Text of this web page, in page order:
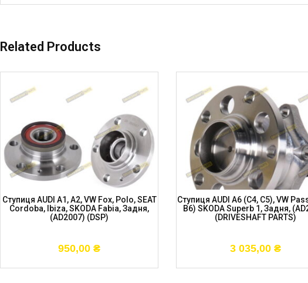
Related Products
Ступиця AUDI A1, A2, VW Fox, Polo, SEAT
Cordoba, Ibiza, SKODA Fabia, Задня,
(AD2007) (DSP)
950,00 ₴
Ступиця AUDI A6 (C4, C5), VW
B6) SKODA Superb 1, Задня,
(DRIVESHAFT PARTS)
3 035,00 ₴